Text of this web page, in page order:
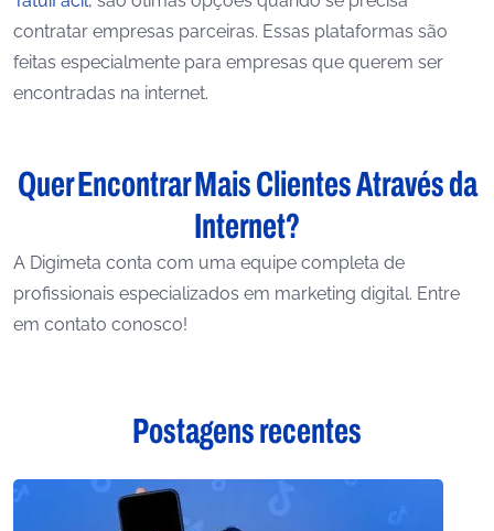
contratar empresas parceiras. Essas plataformas são
feitas especialmente para empresas que querem ser
encontradas na internet.
Quer Encontrar Mais Clientes Através da
Internet?
A Digimeta conta com uma equipe completa de
profissionais especializados em marketing digital. Entre
em contato conosco!
Postagens recentes